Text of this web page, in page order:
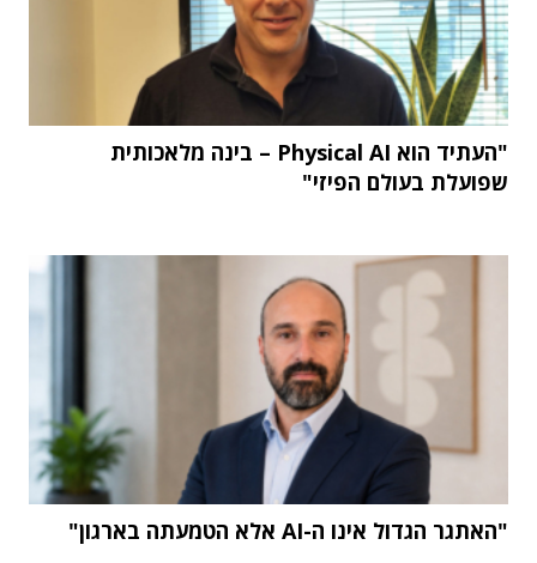
"העתיד הוא Physical AI – בינה מלאכותית
שפועלת בעולם הפיזי"
"האתגר הגדול אינו ה-AI אלא הטמעתה בארגון"